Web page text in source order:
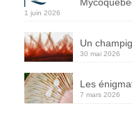
1 juin 2026
Un
30 mai 2026
Les
7 mars 2026